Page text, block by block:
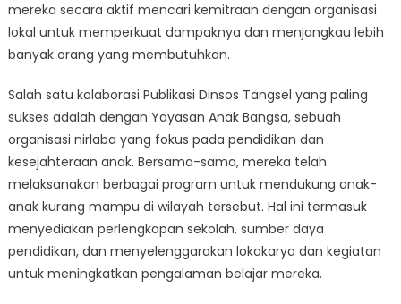
mereka secara aktif mencari kemitraan dengan organisasi
lokal untuk memperkuat dampaknya dan menjangkau lebih
banyak orang yang membutuhkan.
Salah satu kolaborasi Publikasi Dinsos Tangsel yang paling
sukses adalah dengan Yayasan Anak Bangsa, sebuah
organisasi nirlaba yang fokus pada pendidikan dan
kesejahteraan anak. Bersama-sama, mereka telah
melaksanakan berbagai program untuk mendukung anak-
anak kurang mampu di wilayah tersebut. Hal ini termasuk
menyediakan perlengkapan sekolah, sumber daya
pendidikan, dan menyelenggarakan lokakarya dan kegiatan
untuk meningkatkan pengalaman belajar mereka.